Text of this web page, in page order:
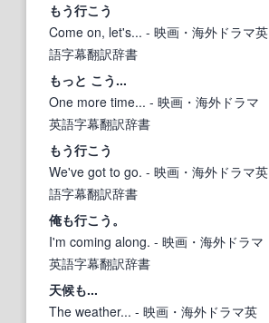
もう行こう
Come on, let's... - 映画・海外ドラマ英
語字幕翻訳辞書
もっと こう...
One more time... - 映画・海外ドラマ
英語字幕翻訳辞書
もう行こう
We've got to go. - 映画・海外ドラマ英
語字幕翻訳辞書
俺も行こう 。
I'm coming along. - 映画・海外ドラマ
英語字幕翻訳辞書
天候も...
The weather... - 映画・海外ドラマ英